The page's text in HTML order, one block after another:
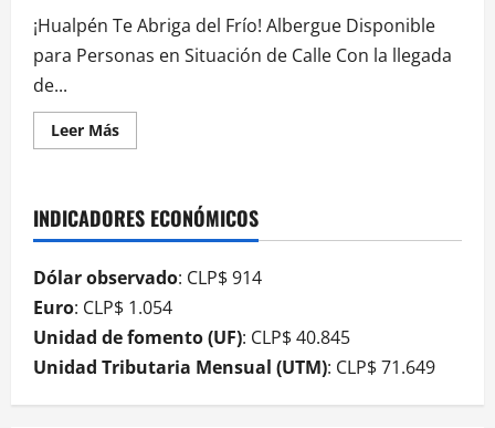
¡Hualpén Te Abriga del Frío! Albergue Disponible
para Personas en Situación de Calle Con la llegada
de...
Leer Más
INDICADORES ECONÓMICOS
Dólar observado: CLP$ 914
Euro: CLP$ 1.054
Unidad de fomento (UF): CLP$ 40.845
Unidad Tributaria Mensual (UTM): CLP$ 71.649